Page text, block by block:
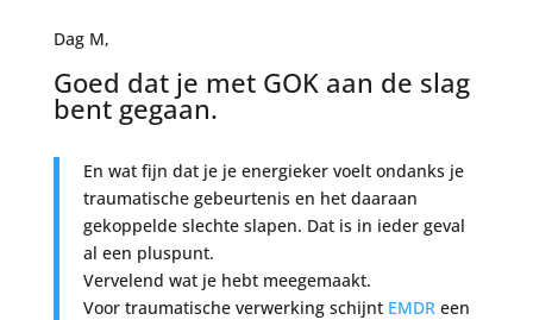
Dag M,
Goed dat je met GOK aan de slag
bent gegaan.
En wat fijn dat je je energieker voelt ondanks je
traumatische gebeurtenis en het daaraan
gekoppelde slechte slapen. Dat is in ieder geval
al een pluspunt.
Vervelend wat je hebt meegemaakt.
Voor traumatische verwerking schijnt EMDReen